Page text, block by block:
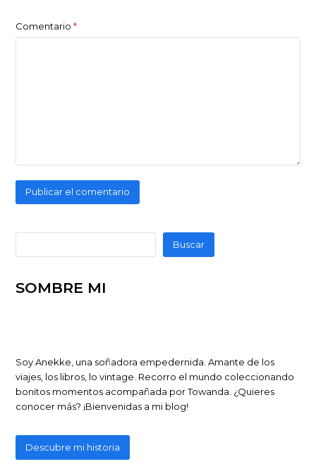
Comentario*
Buscar
SOMBRE MI
Soy Anekke, una soñadora empedernida. Amante de los
viajes, los libros, lo vintage. Recorro el mundo coleccionando
bonitos momentos acompañada por Towanda. ¿Quieres
conocer más? ¡Bienvenidas a mi blog!
Descubre mi historia